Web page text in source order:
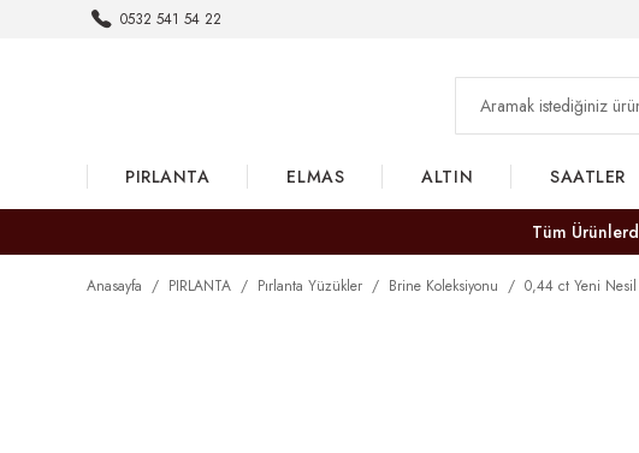
0532 541 54 22
PIRLANTA ELMAS ALTIN SAATLER
Tüm
Anasayfa PIRLANTA Pırlanta Yüzükler Brine Koleksiyonu 0,44 ct Yeni